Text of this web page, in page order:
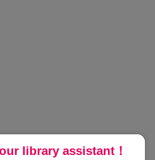
library assistant！